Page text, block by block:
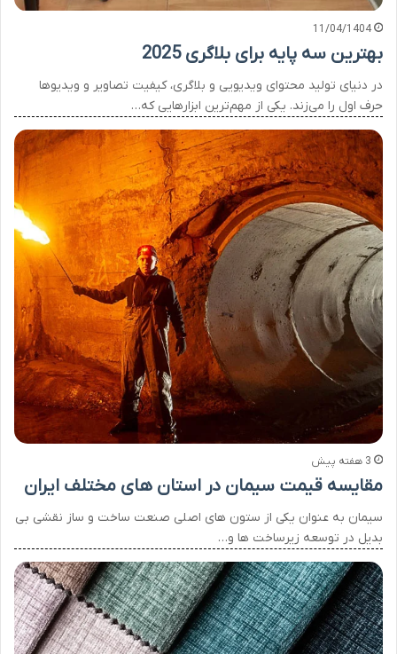
11/04/1404
بهترین سه پایه برای بلاگری 2025
در دنیای تولید محتوای ویدیویی و بلاگری، کیفیت تصاویر و ویدیوها
حرف اول را می‌زند. یکی از مهم‌ترین ابزارهایی که…
3 هفته پیش
مقایسه قیمت سیمان در استان های مختلف ایران
سیمان به عنوان یکی از ستون های اصلی صنعت ساخت و ساز نقشی بی
بدیل در توسعه زیرساخت ها و…